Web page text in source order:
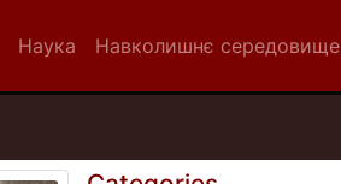
Наука Навколишнє середовище